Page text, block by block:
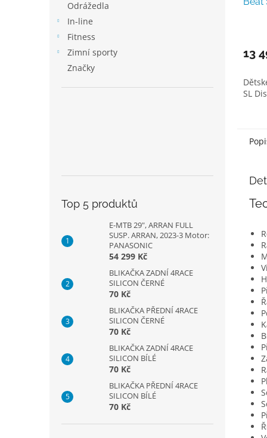
Odrážedla
In-line
Fitness
Zimní sporty
Značky
Top 5 produktů
E-MTB 29", ARRAN FULL
SUSP. ARRAN, 2023-3 Motor:
PANASONIC
54 299 Kč
BLIKAČKA ZADNÍ 4RACE
SILICON ČERNÉ
70 Kč
BLIKAČKA PŘEDNÍ 4RACE
SILICON ČERNÉ
70 Kč
BLIKAČKA ZADNÍ 4RACE
SILICON BÍLÉ
70 Kč
BLIKAČKA PŘEDNÍ 4RACE
SILICON BÍLÉ
70 Kč
13
SL